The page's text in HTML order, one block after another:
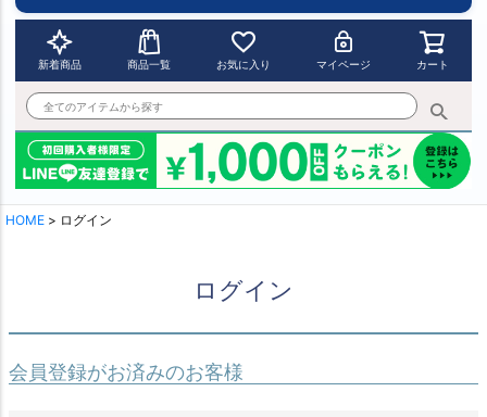
新着商品 商品一覧 お気に入り マイページ カート
HOME ログイン
ログイン
会員登録がお済みのお客様